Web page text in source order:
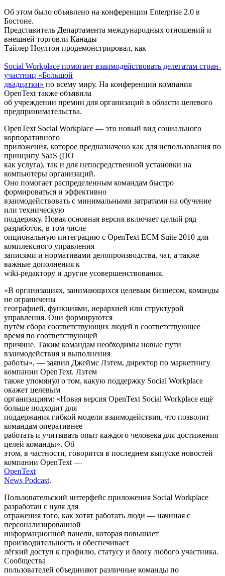
Об этом было объявлено на конференции Enterprise 2.0 в
Бостоне.
Представитель Департамента международных отношений и
внешней торговли Канады
Тайлер Ноултон продемонстрировал, как
Social Workplace помогает взаимодействовать делегатам стран-
участниц «Большой
двадцатки» по всему миру. На конференции компания
OpenText также объявила
об учреждении премии для организаций в области целевого
предпринимательства.
OpenText Social Workplace — это новый вид социального
корпоративного
приложения, которое предназначено как для использования по
принципу SaaS (ПО
как услуга), так и для непосредственной установки на
компьютеры организаций.
Оно помогает распределенным командам быстро
формироваться и эффективно
взаимодействовать с минимальными затратами на обучение
или техническую
поддержку. Новая основная версия включает целый ряд
разработок, в том числе
опциональную интеграцию с OpenText ECM Suite 2010 для
комплексного управления
записями и нормативами делопроизводства, чат, а также
важные дополнения к
wiki-редактору и другие усовершенствования.
«В организациях, занимающихся целевым бизнесом, команды
не ограничены
географией, функциями, иерархией или структурой
управления. Они формируются
путём сбора соответствующих людей в соответствующее
время по соответствующей
причине. Таким командам необходимы новые пути
взаимодействия и выполнения
работы», — заявил Джеймс Лэтем, директор по маркетингу
компании OpenText. Лэтем
также упомянул о том, какую поддержку Social Workplace
окажет целевым
организациям: «Новая версия OpenText Social Workplace ещё
больше подходит для
поддержания гибкой модели взаимодействия, что позволит
командам оперативнее
работать и учитывать опыт каждого человека для достижения
целей команды». Об
этом, в частности, говорится в последнем выпуске новостей
компании OpenText —
OpenText
News Podcast.
Пользовательский интерфейс приложения Social Workplace
разработан с нуля для
отражения того, как хотят работать люди — начиная с
персонализированной
информационной панели, которая повышает
производительность и обеспечивает
лёгкий доступ к профилю, статусу и блогу любого участника.
Сообщества
пользователей объединяют различные команды по